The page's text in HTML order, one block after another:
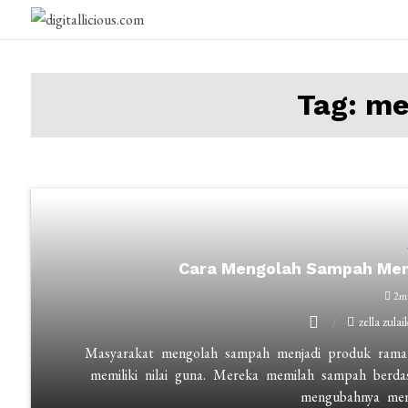
to
digitallicious.com
Tag:
Cara Mengolah Sampah
Mengolah
Sampah
zella
Masyarakat mengolah sampah menjadi produk
memiliki nilai guna. Mereka memilah sampah
mengubahnya